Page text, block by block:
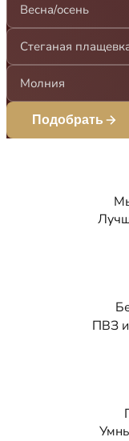
Весна/осень
Стеганая
Молния
Подобрать
ПВЗ